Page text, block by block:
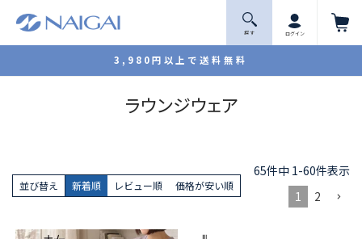
3,980円以上で送料無料
探 す ログイン
ラウンジウェア
並び替え 新着順 レビュー順 価格が安い順
65件中 1-60件表示
1
2